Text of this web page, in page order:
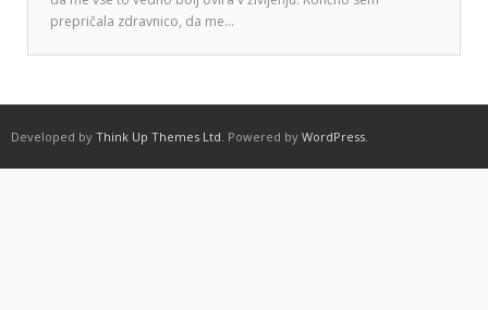
prepričala zdravnico, da me…
Developed by Think Up Themes Ltd. Powered by WordPress.